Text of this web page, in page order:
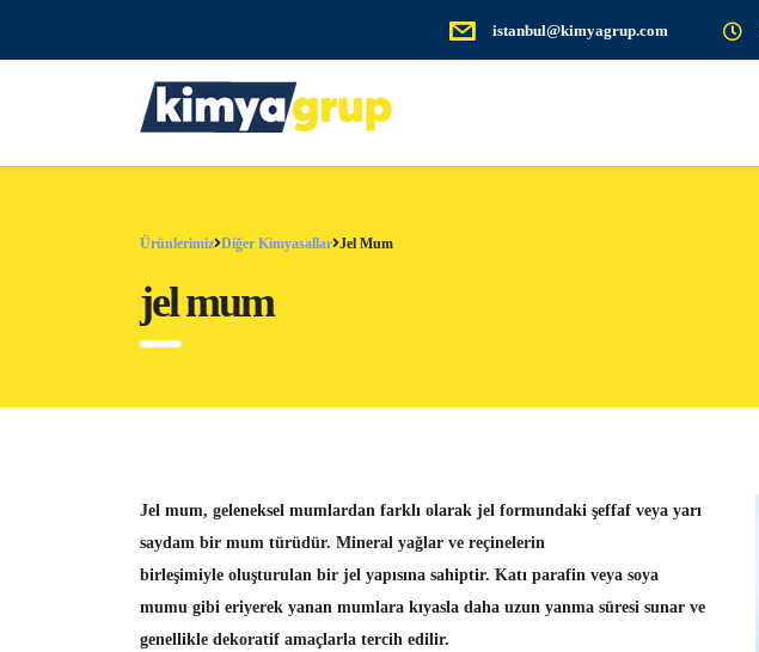
istanbul@kimyagrup.com
Ürünlerimiz Diğer Kimyasallar Jel Mum
jel mum
Jel mum, geleneksel mumlardan farklı olarak jel formundaki şeffaf veya yarı
saydam bir mum türüdür. Mineral yağlar ve reçinelerin
birleşimiyle oluşturulan bir jel yapısına sahiptir. Katı parafin veya soya
mumu gibi eriyerek yanan mumlara kıyasla daha uzun yanma süresi sunar ve
genellikle dekoratif amaçlarla tercih edilir.